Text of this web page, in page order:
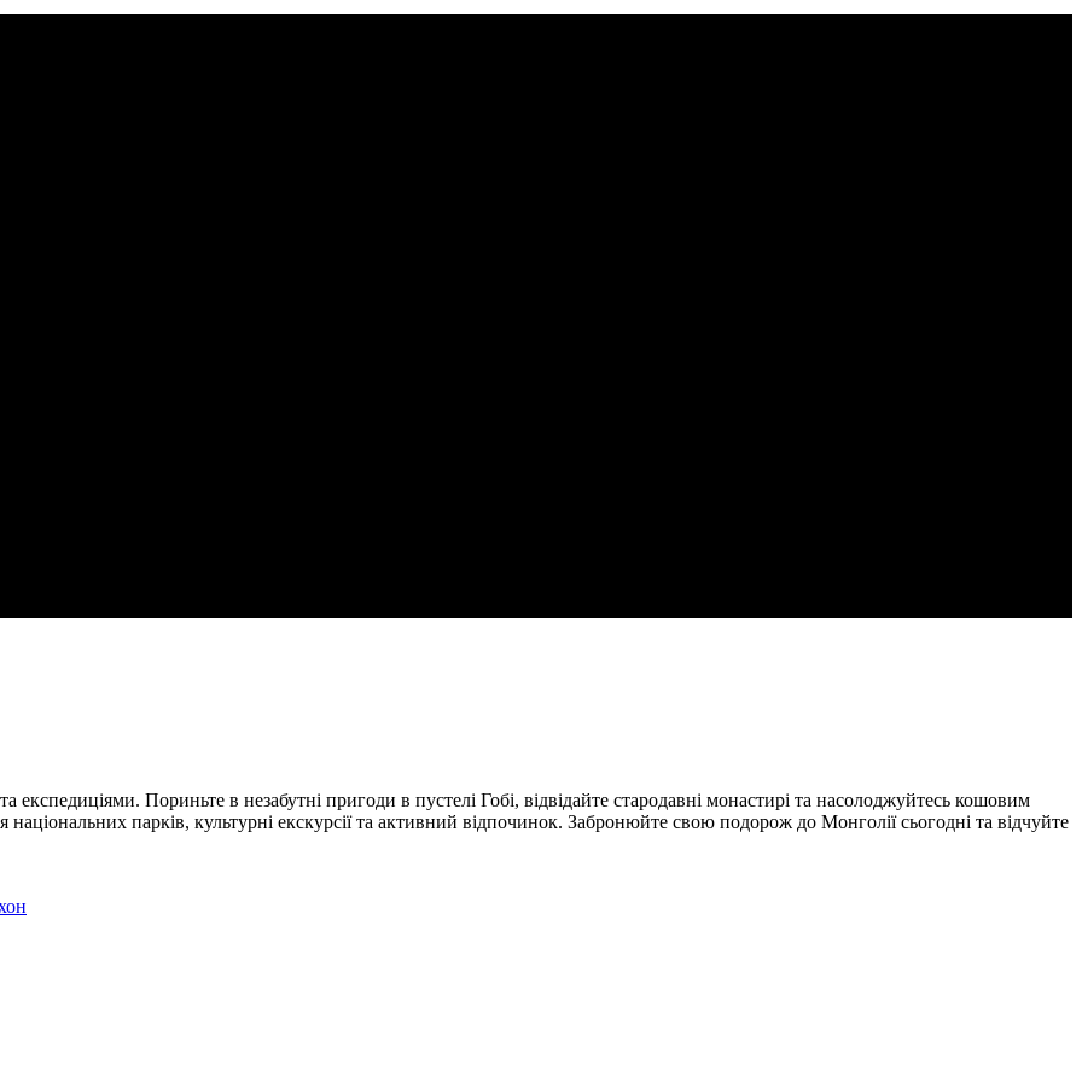
Пориньте в незабутні пригоди в пустелі Гобі, відвідайте стародавні монастирі та насолоджуйтесь кошовим
парків, культурні екскурсії та активний відпочинок. Забронюйте свою подорож до Монголії сьогодні та відчуйте